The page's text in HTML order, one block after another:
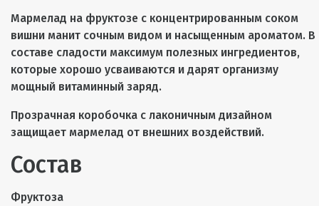
Мармелад на фруктозе с концентрированным соком
вишни манит сочным видом и насыщенным ароматом. В
составе сладости максимум полезных ингредиентов,
которые хорошо усваиваются и дарят организму
мощный витаминный заряд.
Прозрачная коробочка с лаконичным дизайном
защищает мармелад от внешних воздействий.
Состав
Фруктоза